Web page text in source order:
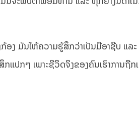
ກ້ອງ ມັນໃຫ້ຄວາມຮູ້ສຶກວ່າເປັນມືອາຊີບ ແລ
ແປກໆ ເພາະຊີວິດຈິງຂອງຄົນເຮົາການຖືກ